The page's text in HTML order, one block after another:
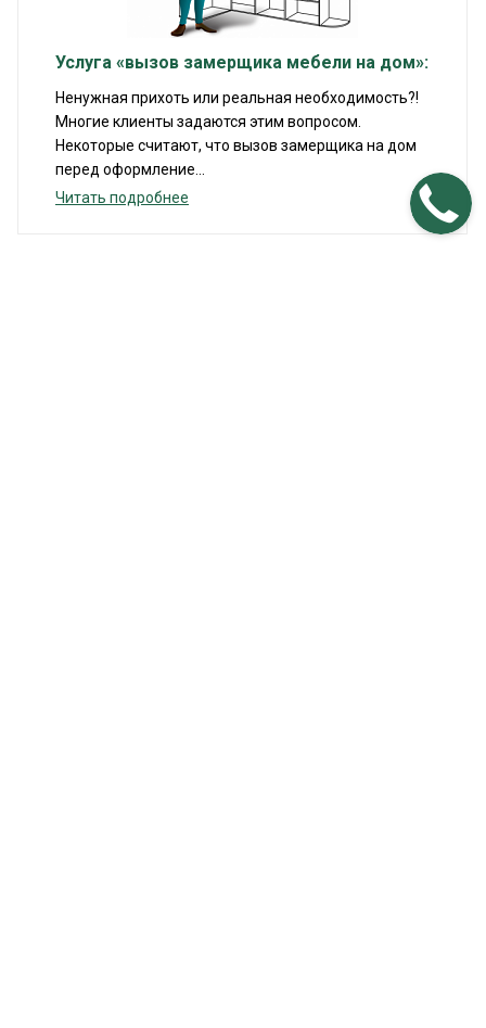
Услуга «вызов замерщика мебели на дом»:
Ненужная прихоть или реальная необходимость?!
Многие клиенты задаются этим вопросом.
Некоторые считают, что вызов замерщика на дом
перед оформление...
Читать подробнее